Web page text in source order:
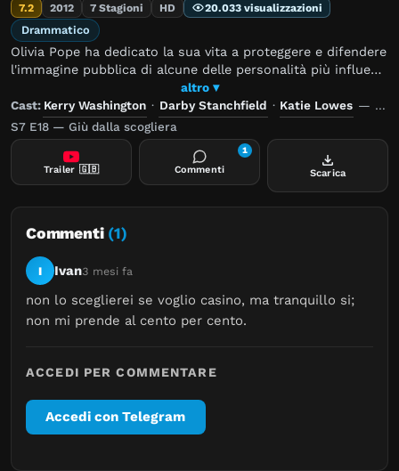
7.2 2012 7 Stagioni HD 20.033 visualizzazioni
Drammatico
Olivia Pope ha dedicato la sua vita a proteggere e difendere
l'immagine pubblica di alcune delle personalità più influenti
della nazione, mantenendo i loro segreti al sicuro.
Rispettata e temuta allo stesso tempo, Olivia, ex capo
dell'ufficio stampa del Presidente, ha lasciato la Casa
Bianca per avviare un suo studio di consulenza. Ora spera
in un nuovo capitolo della sua vita professionale e privata,
ma in qualche modo i suoi legami col passato sembrano
essere indissolubili. Presto appare chiaro che il suo staff
ha difficoltà a risolvere i propri.
altro ▾
Cast: Kerry Washington · Darby Stanchfield · Katie Lowes —
S7 E18 — Giù dalla scogliera
Trailer 🇬🇧 Commenti
1
Scarica
Commenti (1)
I Ivan3 mesi fa
non lo sceglierei se voglio casino, ma tranquillo si;
non mi prende al cento per cento.
ACCEDI PER COMMENTARE
Accedi con Telegram